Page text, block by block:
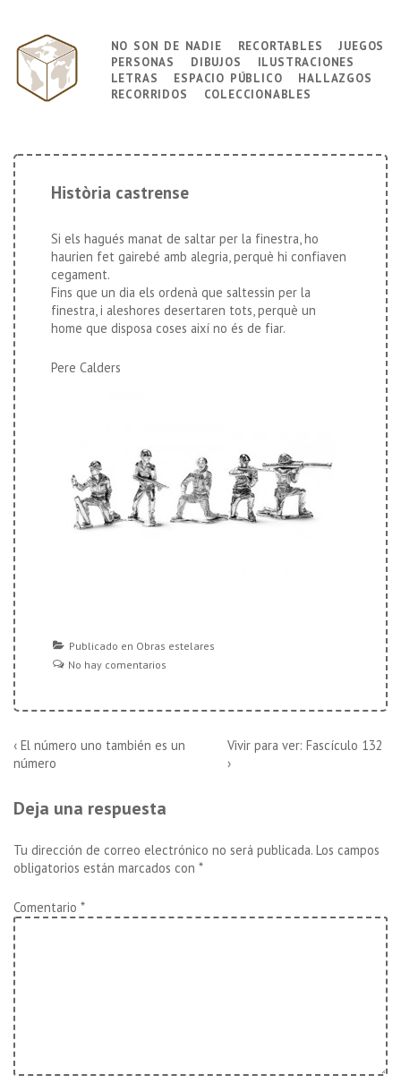
contenido
principal
Navegación
principal
no son de nadie recortables juegos
personas dibujos ilustraciones
letras espacio público hallazgos
recorridos coleccionables
Història castrense
Si els hagués manat de saltar per la finestra, ho
haurien fet gairebé amb alegria, perquè hi confiaven
cegament.
Fins que un dia els ordenà que saltessin per la
finestra, i aleshores desertaren tots, perquè un
home que disposa coses així no és de fiar.
Pere Calders
Publicado en Obras estelares
No hay comentarios
Navegación
entradas
La
entrada
‹ El número uno también es un
número
La
entrada
Vivir para ver: Fascículo 132
›
Deja una respuesta
Tu dirección de correo electrónico no será publicada. Los campos
obligatorios están marcados con *
Comentario *